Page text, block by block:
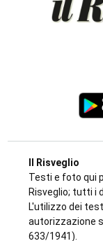
Il Risveglio
Testi e foto qui
Risveglio; tutti i
L'utilizzo dei
autorizzazione
633/1941).